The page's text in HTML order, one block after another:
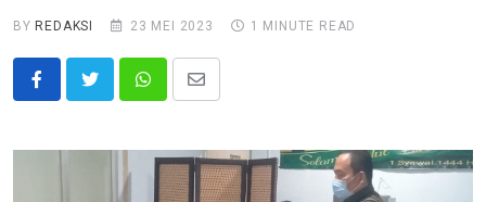
BY REDAKSI 23 MEI 2023 1 MINUTE READ
WhatsappShare
Email